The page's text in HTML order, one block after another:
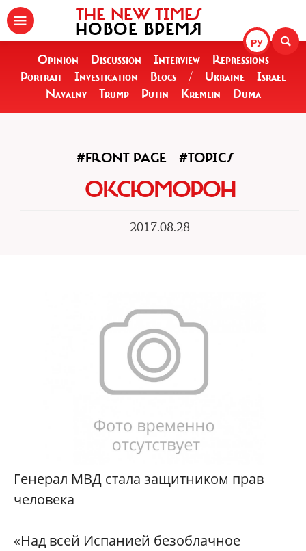
РУ
THE NEW TIMES
НОВОЕ ВРЕМЯ
Opinion Discussion Interview
Repressions
Portrait
Investigation Blogs / Ukraine
Israel
Navalny
Trump Putin Kremlin Duma
#FRONT PAGE #TOPICS
ОКСЮМОРОН
2017.08.28
Генерал МВД стала защитником прав
человека
«Над всей Испанией безоблачное